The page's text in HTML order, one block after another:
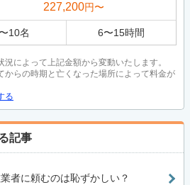
227,200円〜
10名 6〜15時間
によって上記金額から変動いたします。
らの時期と亡くなった場所によって料金が
る
記事
者に頼むのは恥ずかしい？